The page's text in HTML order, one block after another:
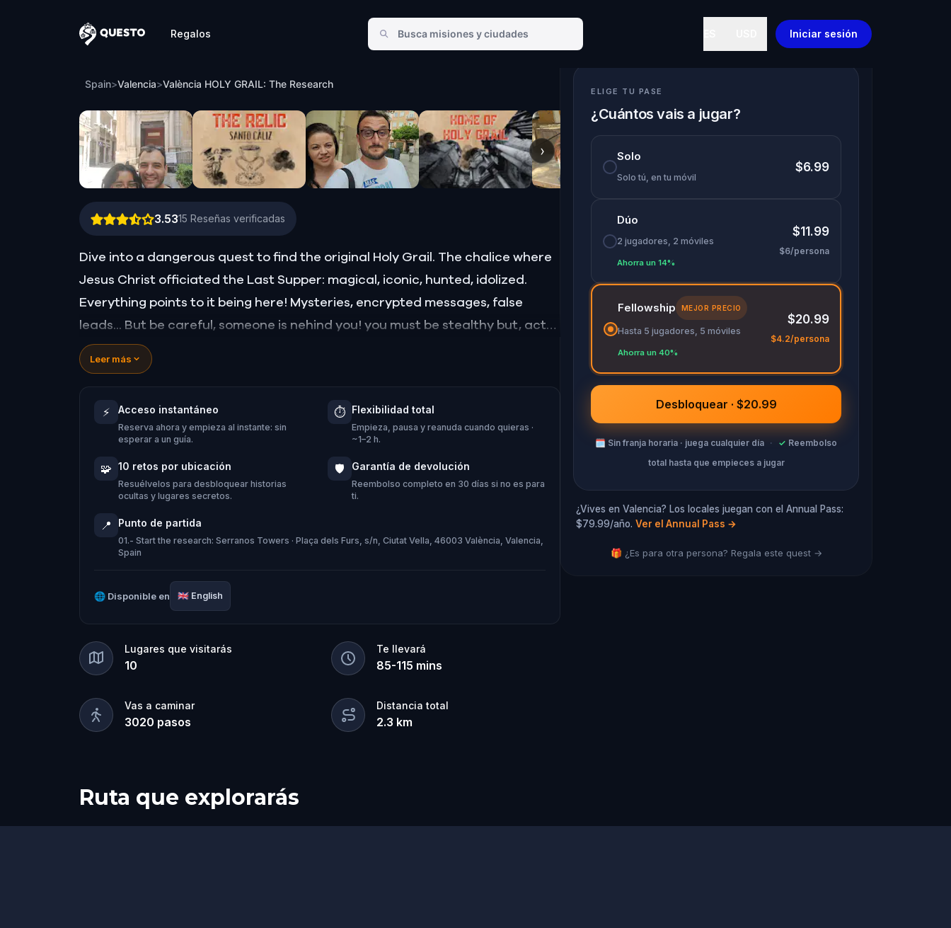
Questo
Regalos Iniciar sesión
València HOLY GRAIL: The Research
Spain>Valencia>València HOLY GRAIL: The Research
›
3.5315 Reseñas verificadas
Dive into a dangerous quest to find the original Holy Grail. The chalice where
Jesus Christ officiated the Last Supper: magical, iconic, hunted, idolized.
Everything points to it being here! Mysteries, encrypted messages, false
leads... But be careful, someone is nehind you! you must be stealthy but, act
quickly. The search of the Holy Grail is no easy task! Thousands of years,
hundreds of adventurers and now you are very close!
Leer más
⚡ Acceso instantáneo
Reserva ahora y empieza al instante: sin
esperar a un guía.
⏱️ Flexibilidad total
Empieza, pausa y reanuda cuando quieras ·
~1–2 h.
🧩 10 retos por ubicación
Resuélvelos para desbloquear historias
ocultas y lugares secretos.
🛡️ Garantía de devolución
Reembolso completo en 30 días si no es para
ti.
📍 Punto de partida
01.- Start the research: Serranos Towers · Plaça dels Furs, s/n, Ciutat Vella, 46003 València, Valencia,
Spain
🌐 Disponible en 🇬🇧 English
Lugares que visitarás
10
Te llevará
85-115 mins
Vas a caminar
3020 pasos
Distancia total
2.3 km
ELIGE TU PASE
¿Cuántos vais a jugar?
Solo
Solo tú, en tu móvil
$6.99
Dúo
2 jugadores, 2 móviles
Ahorra un 14%
$11.99
$6/persona
Fellowship MEJOR PRECIO
Hasta 5 jugadores, 5 móviles
Ahorra un 40%
$20.99
$4.2/persona
Desbloquear · $20.99
🗓 Sin franja horaria · juega cualquier día · ✓ Reembolso
total hasta que empieces a jugar
¿Vives en Valencia? Los locales juegan con el Annual Pass:
$79.99/año. Ver el Annual Pass →
🎁 ¿Es para otra persona? Regala este quest →
Ruta que explorarás